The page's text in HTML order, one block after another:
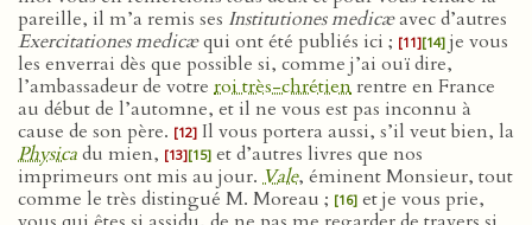
pareille, il m’a remis ses Institutiones medicæavec d’autres
Exercitationes medicæqui ont été publiés ici ; [11][14] je vous
les enverrai dès que possible si, comme j’ai ouï dire,
l’ambassadeur de votre roi très-chrétien rentre en France
au début de l’automne, et il ne vous est pas inconnu à
cause de son père. [12] Il vous portera aussi, s’il veut bien, la
Physicadu mien, [13][15] et d’autres livres que nos
imprimeurs ont mis au jour. Vale, éminent Monsieur, tout
comme le très distingué M. Moreau ; [16] et je vous prie,